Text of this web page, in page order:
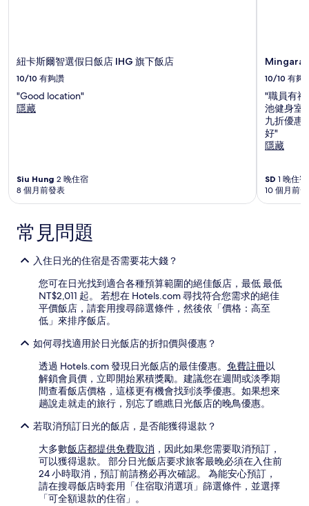
為
條
所
搜
價
格
動，
紐卡斯爾智選假日飯店 IHG 旗下飯店
10/10 有夠讚
"Good location"
隱藏
Siu Hung 2 晚住宿
8 個月前發表
Mingara
10/10 有夠
"職員有
池健身室
九折優惠
好"
隱藏
SD 1 晚住宿
10 個月前
常見問題
入住日光的住宿是否需要花大錢？
您可在日光找到適合各種預算範圍的絕佳飯店，最低 最低
NT$2,011 起。 若想在 Hotels.com 尋找符合您需求的絕佳
平價飯店，請套用搜尋篩選條件，然後依「價格：高至
低」來排序飯店。
如何尋找適用於日光飯店的折扣價與優惠？
透過 Hotels.com 發現日光飯店的最佳優惠。 免費註冊以
解鎖會員價，立即開始累積獎勵。建議您在週間或淡季期
間查看飯店價格，這樣更有機會找到淡季優惠。如果想來
趟說走就走的旅行，別忘了瞧瞧日光飯店的晚鳥優惠。
若取消預訂日光的飯店，是否能獲得退款？
大多數飯店都提供免費取消 ，因此如果您需要取消預訂，
可以獲得退款。 部分日光飯店要求旅客最晚必須在入住前
24 小時取消，預訂前請務必再次確認。 為能安心預訂，
請在搜尋飯店時套用「住宿取消選項」篩選條件，並選擇
「可全額退款的住宿」。